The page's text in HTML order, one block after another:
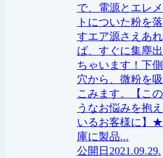
で、電源とエレ
トについた粉を
すエア源さえあれ
ば、すぐに集塵
ちゃいます！下
穴から、微粉を
こみます。【こ
うなお悩みを抱
いるお客様に】
庫に製品...
2021.09.29.